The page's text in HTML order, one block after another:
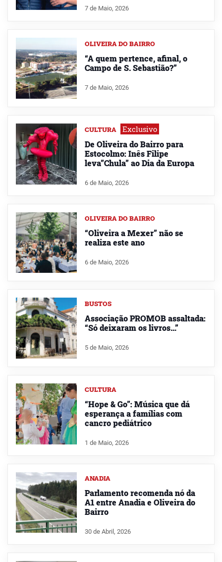
7 de Maio, 2026
OLIVEIRA DO BAIRRO
“A quem pertence, afinal, o
Campo de S. Sebastião?”
7 de Maio, 2026
CULTURA Exclusivo
De Oliveira do Bairro para
Estocolmo: Inês Filipe
leva”Chula” ao Dia da Europa
6 de Maio, 2026
OLIVEIRA DO BAIRRO
“Oliveira a Mexer” não se
realiza este ano
6 de Maio, 2026
BUSTOS
Associação PROMOB assaltada:
“Só deixaram os livros…”
5 de Maio, 2026
CULTURA
“Hope & Go”: Música que dá
esperança a famílias com
cancro pediátrico
1 de Maio, 2026
ANADIA
Parlamento recomenda nó da
A1 entre Anadia e Oliveira do
Bairro
30 de Abril, 2026